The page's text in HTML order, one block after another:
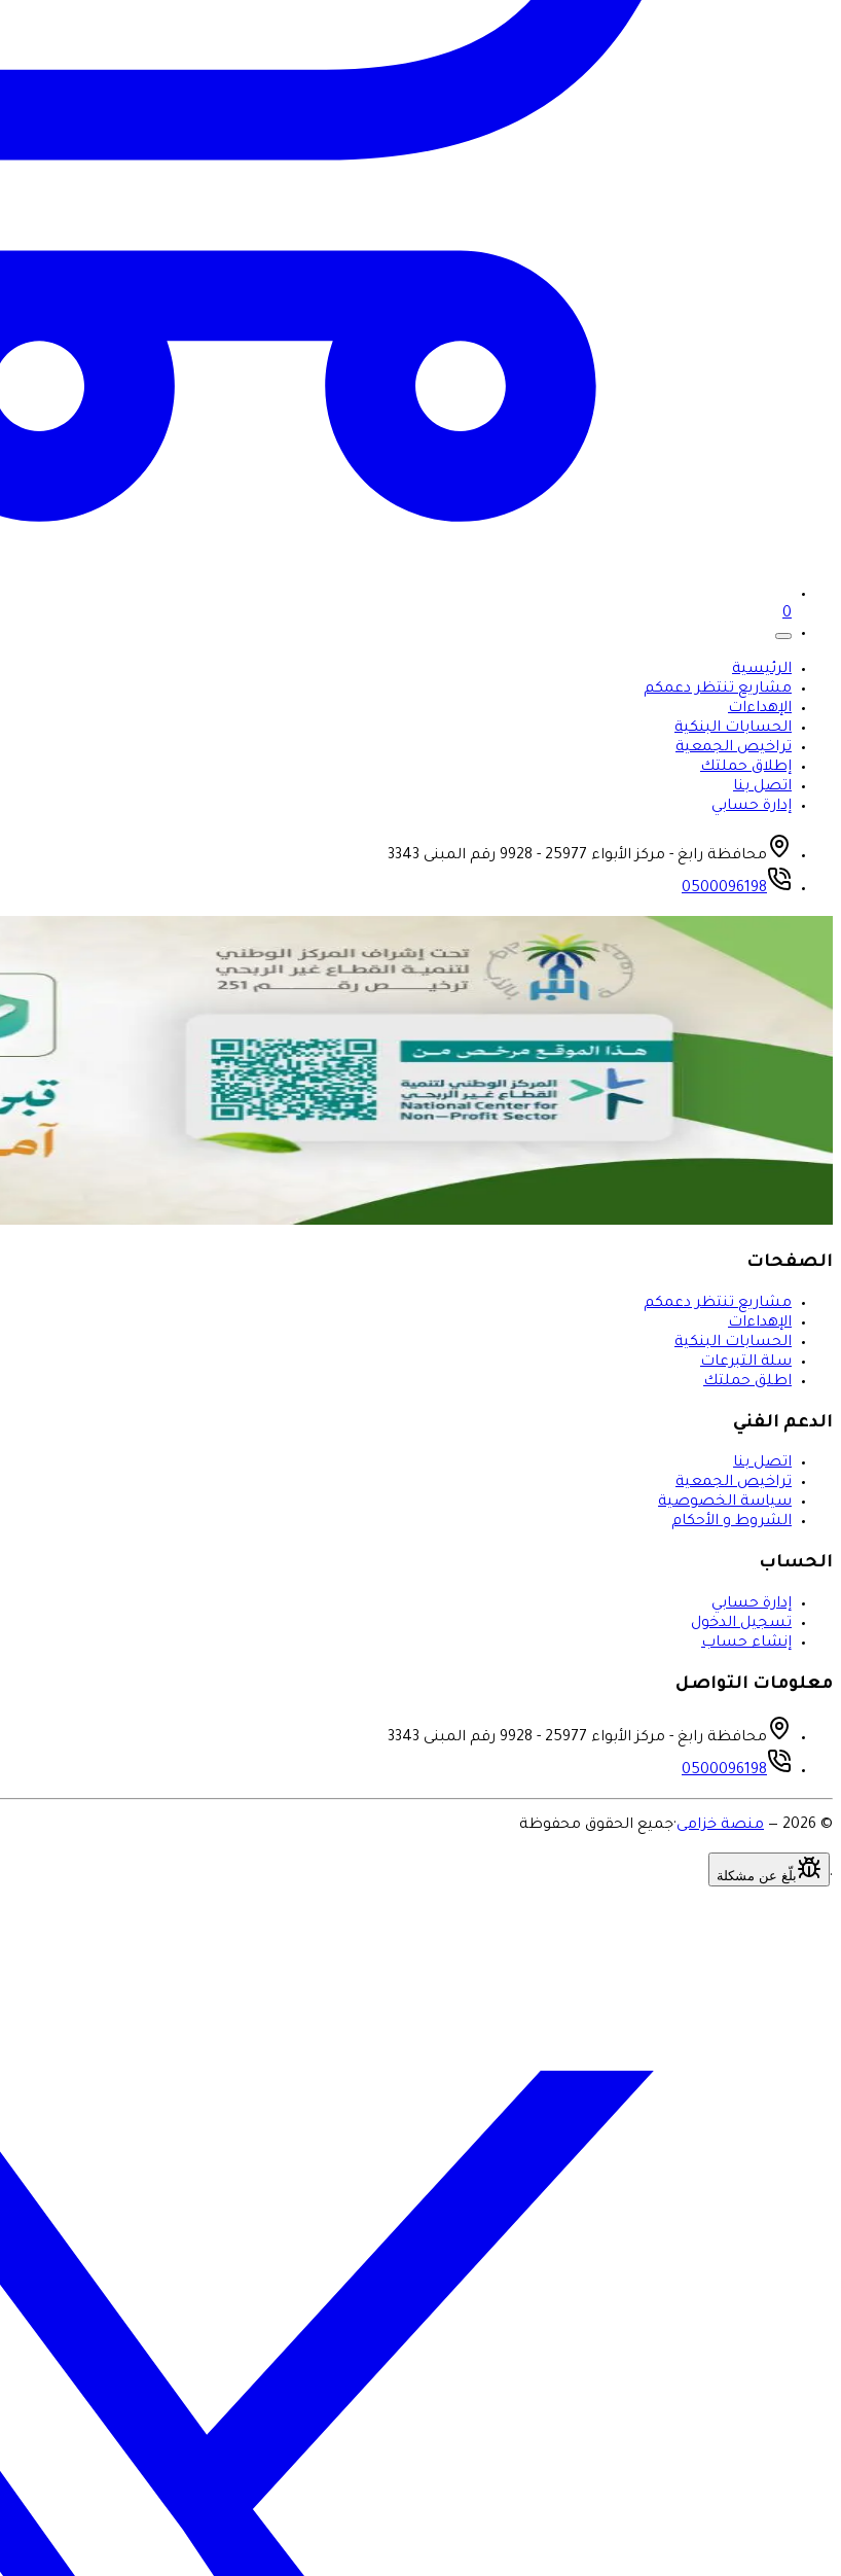
0
الرئيسية
مشاريع تنتظر دعمكم
الإهداءات
الحسابات البنكية
تراخيص الجمعية
إطلاق حملتك
اتصل بنا
إدارة حسابي
محافظة رابغ - مركز الأبواء 25977 - 9928 رقم المبنى 3343
0500096198
الصفحات
مشاريع تنتظر دعمكم
الإهداءات
الحسابات البنكية
سلة التبرعات
اطلق حملتك
الدعم الفني
اتصل بنا
تراخيص الجمعية
سياسة الخصوصية
الشروط و الأحكام
الحساب
إدارة حسابي
تسجيل الدخول
إنشاء حساب
معلومات التواصل
محافظة رابغ - مركز الأبواء 25977 - 9928 رقم المبنى 3343
0500096198
©
2026
— منصة خزامى·جميع الحقوق محفوظة
· بلّغ عن مشكلة